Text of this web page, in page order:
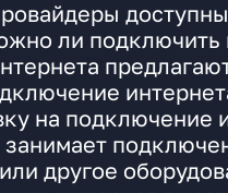
ли
на подключение
другое